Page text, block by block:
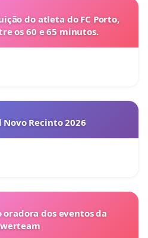
do atleta do FC Porto,
os 60 e 65 minutos.
Novo Recinto 2026
oradora dos eventos da